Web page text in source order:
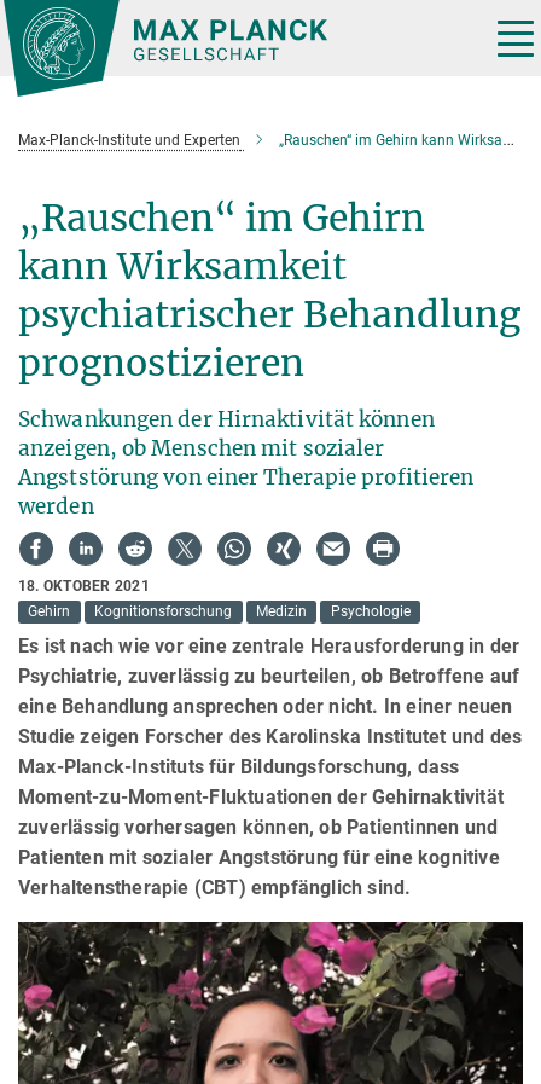
Hauptinhalt
Max-Planck-Institute und Experten „Rauschen“ im Gehirn kann Wirksamkeit psychiatrischer Behandlung prognostizieren
„Rauschen“ im Gehirn
kann Wirksamkeit
psychiatrischer Behandlung
prognostizieren
Schwankungen der Hirnaktivität können
anzeigen, ob Menschen mit sozialer
Angststörung von einer Therapie profitieren
werden
18. OKTOBER 2021
Gehirn
Kognitionsforschung Medizin Psychologie
Es ist nach wie vor eine zentrale Herausforderung in der
Psychiatrie, zuverlässig zu beurteilen, ob Betroffene auf
eine Behandlung ansprechen oder nicht. In einer neuen
Studie zeigen Forscher des Karolinska Institutet und des
Max-Planck-Instituts für Bildungsforschung, dass
Moment-zu-Moment-Fluktuationen der Gehirnaktivität
zuverlässig vorhersagen können, ob Patientinnen und
Patienten mit sozialer Angststörung für eine kognitive
Verhaltenstherapie (CBT) empfänglich sind.